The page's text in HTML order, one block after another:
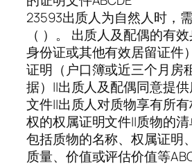
23593出质人为自然人时，
（ ）。 出质人及配偶的有
身份证或其他有效居留证件
证明（户口簿或近三个月房
据）||出质人及配偶同意提
文件||出质人对质物享有所
权的权属证明文件||质物的清
包括质物的名称、权属证明
质量、价值或评估价值等